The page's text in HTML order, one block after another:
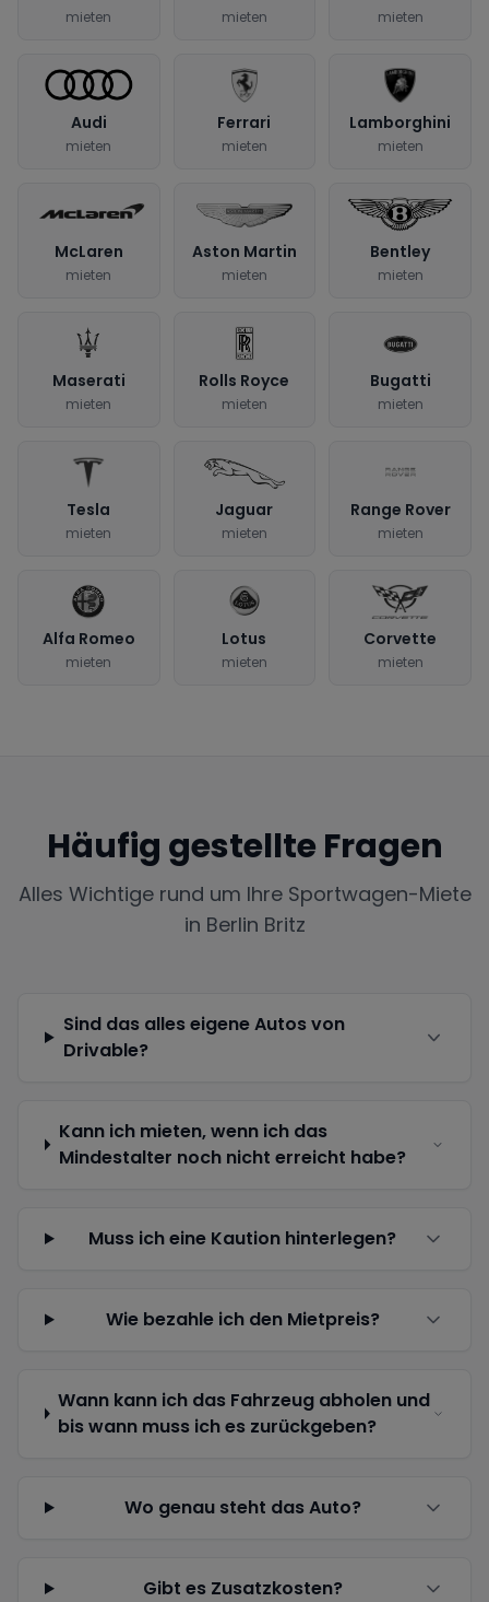
mieten mieten mieten
Audi
mieten
Ferrari
mieten
Lamborghini
mieten
McLaren
mieten
Aston Martin
mieten
Bentley
mieten
Maserati
mieten
Rolls Royce
mieten
Bugatti
mieten
Tesla
mieten
Jaguar
mieten
Range Rover
mieten
Alfa Romeo
mieten
Lotus
mieten
Corvette
mieten
Häufig gestellte Fragen
Alles Wichtige rund um Ihre Sportwagen-Miete
in Berlin Britz
Sind das alles eigene Autos von
Drivable?
Kann ich mieten, wenn ich das
Mindestalter noch nicht erreicht habe?
Muss ich eine Kaution hinterlegen?
Wie bezahle ich den Mietpreis?
Wann kann ich das Fahrzeug abholen und
bis wann muss ich es zurückgeben?
Wo genau steht das Auto?
Gibt es Zusatzkosten?